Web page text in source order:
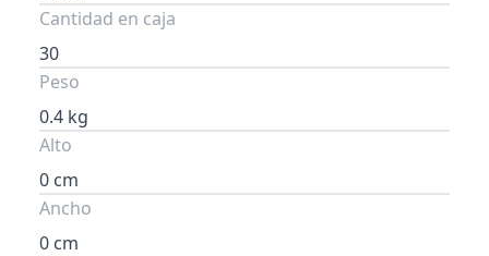
Cantidad en caja
30
Peso
0.4 kg
Alto
0 cm
Ancho
0 cm